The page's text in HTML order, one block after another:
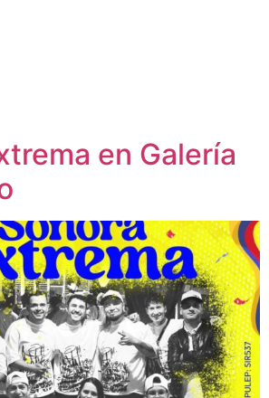
en Galería